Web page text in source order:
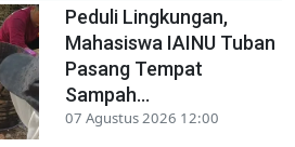
Peduli Lingkungan,
Mahasiswa IAINU Tuban
Pasang Tempat
Sampah...
07 Agustus 2026 12:00